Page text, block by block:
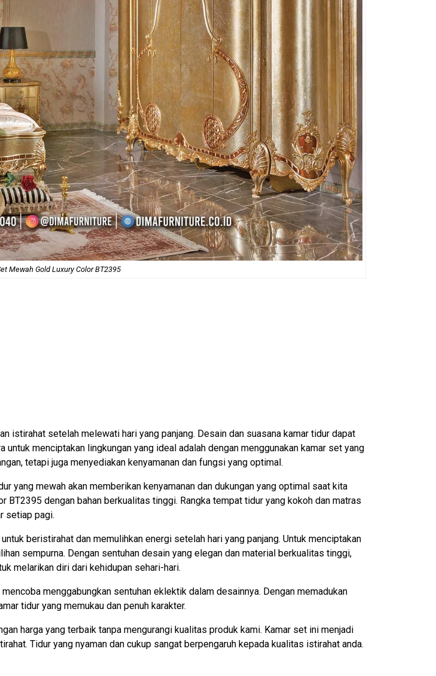
Mewah Gold Luxury Color BT2395
istirahat setelah melewati hari yang panjang. Desain dan suasana kamar tidur dapat
menciptakan lingkungan yang ideal adalah dengan menggunakan kamar set yang
tetapi juga menyediakan kenyamanan dan fungsi yang optimal.
yang mewah akan memberikan kenyamanan dan dukungan yang optimal saat kita
dengan bahan berkualitas tinggi. Rangka tempat tidur yang kokoh dan matras
setiap pagi.
beristirahat dan memulihkan energi setelah hari yang panjang. Untuk menciptakan
sempurna. Dengan sentuhan desain yang elegan dan material berkualitas tinggi,
melarikan diri dari kehidupan sehari-hari.
menggabungkan sentuhan eklektik dalam desainnya. Dengan memadukan
tidur yang memukau dan penuh karakter.
harga yang terbaik tanpa mengurangi kualitas produk kami. Kamar set ini menjadi
Tidur yang nyaman dan cukup sangat berpengaruh kepada kualitas istirahat anda.